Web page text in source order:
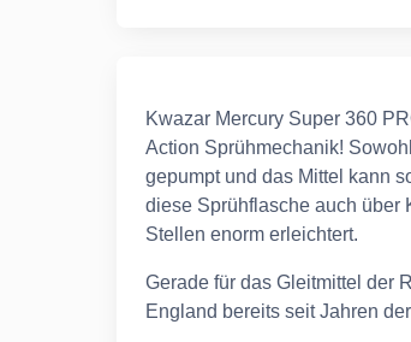
Kwazar Mercury Super 360
Action Sprühmechanik!
gepumpt und das Mittel kann
diese Sprühflasche auch über
Stellen enorm erleichtert.
Gerade für das Gleitmittel der
England bereits seit Jahren